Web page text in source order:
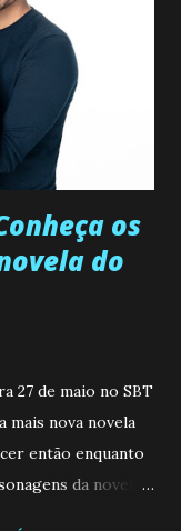
os
do
27 de maio no SBT
mais nova novela
então enquanto
da novela?